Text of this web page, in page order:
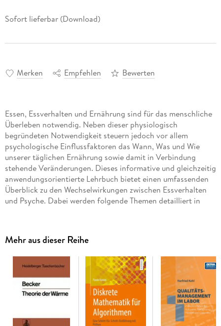
Sofort lieferbar (Download)
Merken Empfehlen Bewerten
Essen, Essverhalten und Ernährung sind für das menschliche
Überleben notwendig. Neben dieser physiologisch
begründeten Notwendigkeit steuern jedoch vor allem
psychologische Einflussfaktoren das Wann, Was und Wie
unserer täglichen Ernährung sowie damit in Verbindung
stehende Veränderungen. Dieses informative und gleichzeitig
anwendungsorientierte Lehrbuch bietet einen umfassenden
Überblick zu den Wechselwirkungen zwischen Essverhalten
und Psyche. Dabei werden folgende Themen detailliert in
Verbindung stehende Begriffe und Modelle
Der Erwerb von Essverhalten und nahrungsbezogenen
Präferenzen
Situative Einflüsse auf Essverhalten und Nahrungsauswahl
Nahrungsbezogene Einflüsse auf die Psyche
Problematisches Essverhalten und Essstörungen
Mehr aus dieser Reihe